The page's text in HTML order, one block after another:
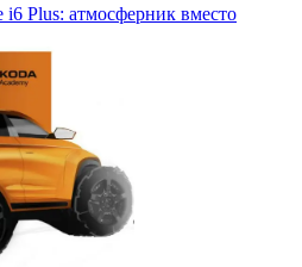
Plus: атмосферник вместо